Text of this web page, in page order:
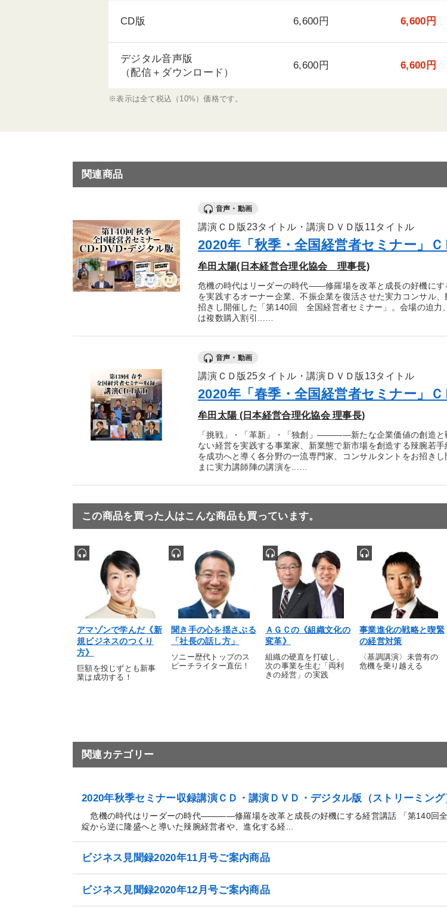
CD版 6,600円 6,600円
デジタル音声版
（配信＋ダウンロード）
6,600円 6,600円
※表示は全て税込（10%）価格です。
関連商品
音声・動画
講演ＣＤ版23タイトル・講演ＤＶＤ版11タイトル
2020年「秋季・全国経営者セミナー」
牟田太陽(日本経営合理化協会 理事長)
危機の時代はリーダーの時代――修羅場を改革と成長の好機に
を実践するオーナー企業、不振企業を復活させた実力コンサル
招きし開催した「第140回 全国経営者セミナー」。会場の迫
は複数購入割引...…
音声・動画
講演ＣＤ版25タイトル・講演ＤＶＤ版13タイトル
2020年「春季・全国経営者セミナー」
牟田太陽 (日本経営合理化協会 理事長)
「挑戦」・「革新」・「独創」――――新たな企業価値の創造と
ない経営を実践する事業家、新業態で新市場を創造する辣腕若
を成功へと導く各分野の一流専門家、コンサルタントをお招き
まに実力講師陣の講演を...…
この商品を買った人はこんな商品も買っています。
アマゾンで学んだ《新
規ビジネスのつくり
方》
巨額を投じずとも新事
業は成功する！
聞き手の心を揺さぶる
「社長の話し方」
ソニー歴代トップのス
ピーチライター直伝！
ＡＧＣの《組織文化の
変革》
組織の硬直を打破し、
次の事業を生む「両利
きの経営」の実践
事業進化の戦略と喫緊
の経営対策
〈基調講演〉未曾有の
危機を乗り越える
関連カテゴリー
2020年秋季セミナー収録講演ＣＤ・講演ＤＶＤ・デジタル版（ストリーミング
危機の時代はリーダーの時代――――修羅場を改革と成長の好機にする経営講話 「第140回全
綻から逆に隆盛へと導いた辣腕経営者や、進化する経...
ビジネス見聞録2020年11月号ご案内商品
ビジネス見聞録2020年12月号ご案内商品